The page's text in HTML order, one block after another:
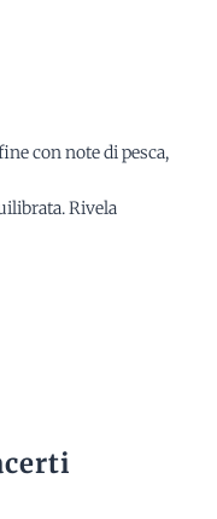
con note di pesca,
Rivela